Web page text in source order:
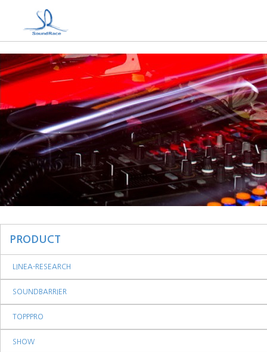
PRODUCT
LINEA-RESEARCH
SOUNDBARRIER
TOPPPRO
SHOW